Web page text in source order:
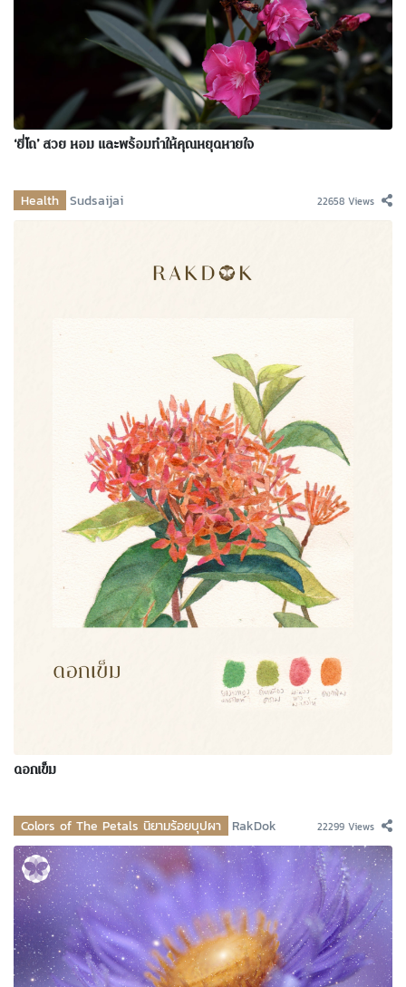
‘ยี่โถ’ สวย หอม และพร้อมทำให้คุณหยุดหายใจ
Health Sudsaijai 22658 Views
ดอกเข็ม
Colors of The Petals นิยามร้อยบุปผา RakDok 22299 Views